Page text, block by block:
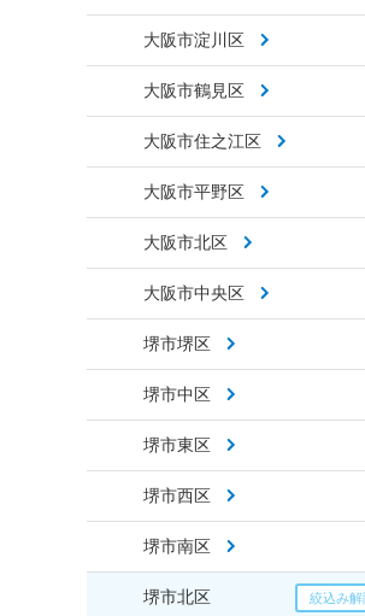
大阪市淀川区
大阪市鶴見区
大阪市住之江区
大阪市平野区
大阪市北区
大阪市中央区
堺市堺区
堺市中区
堺市東区
堺市西区
堺市南区
堺市北区